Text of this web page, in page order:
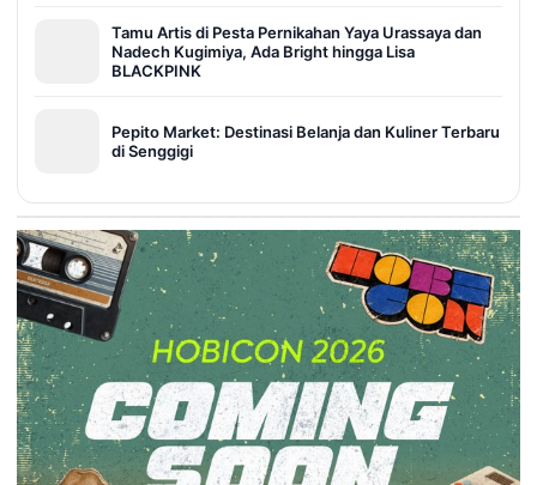
Tamu Artis di Pesta Pernikahan Yaya Urassaya dan
Nadech Kugimiya, Ada Bright hingga Lisa
BLACKPINK
Pepito Market: Destinasi Belanja dan Kuliner Terbaru
di Senggigi